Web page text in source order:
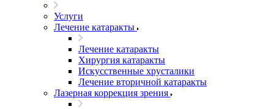
Услуги
Лечение катаракты
Лечение катаракты
Хирургия катаракты
Искусственные хрусталики
Лечение вторичной катаракты
Лазерная коррекция зрения